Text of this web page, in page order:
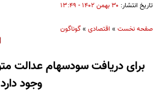
تاریخ انتشار: ۳۰ بهمن ۱۴۰۲ - ۱۳:۴۹
صفحه نخست » اقتصادی »گوناگون
وجود دارد